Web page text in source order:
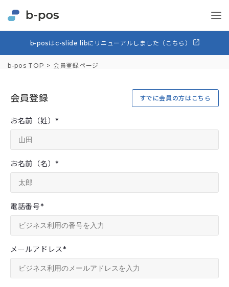
b-posはc-slide libにリニューアルしました（こちら）
b-pos TOP 会員登録ページ
会員登録 すでに会員の方はこちら
お名前（姓）*
お名前（名）*
電話番号*
メールアドレス*